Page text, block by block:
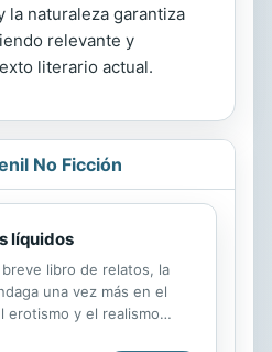
la naturaleza garantiza
relevante y
literario actual.
No Ficción
líquidos
libro de relatos, la
una vez más en el
erotismo y el realismo